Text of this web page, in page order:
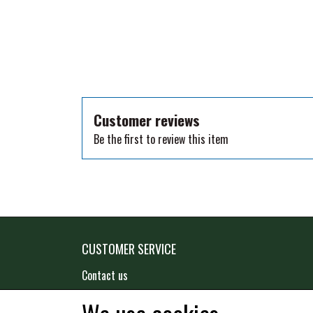
ZILCO
QHP -BRANDS OF Q
PREMIER EQUINE INSEKTBESKYTTELSE
Customer reviews
Be the first to review this item
CUSTOMER SERVICE
Contact us
Terms